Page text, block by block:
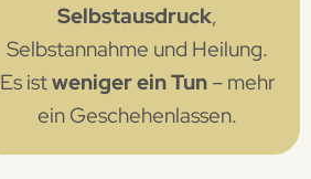
Selbstausdruck,
Selbstannahme und Heilung.
Es istweniger ein Tun– mehr
ein Geschehenlassen.